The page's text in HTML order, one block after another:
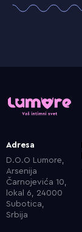
Adresa
D.O.O Lumore,
Arsenija
Čarnojevića 10,
lokal 6, 24000
Subotica,
Srbija